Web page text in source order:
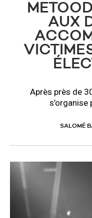
AUX
Après près de
SALOMÉ